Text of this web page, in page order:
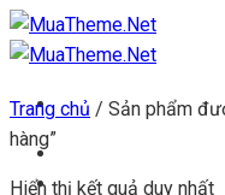
Chuyển
đến
dung
Kho theme
Trang chủ / Sản phẩm
hàng”
Hiển thị kết quả duy nhất